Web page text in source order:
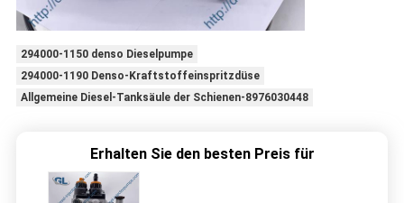
294000-1150 denso Dieselpumpe
294000-1190 Denso-Kraftstoffeinspritzdüse
Allgemeine Diesel-Tanksäule der Schienen-8976030448
Erhalten Sie den besten Preis für